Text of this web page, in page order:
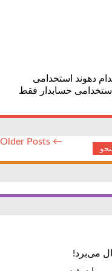
دهوند استخدامی
حسابدار فقط
← Older Posts
می‌برد!